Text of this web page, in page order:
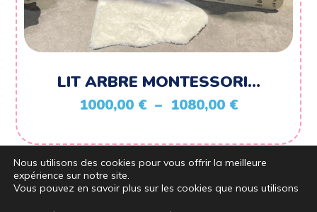
LIT ARBRE MONTESSORI…
1000,00 € – 1080,00 €Plage
prix :
1000,00 €
à
Nous utilisons des cookies pour vous offrir la meilleure
expérience sur notre site.
Vous pouvez en savoir plus sur les cookies que nous utilisons